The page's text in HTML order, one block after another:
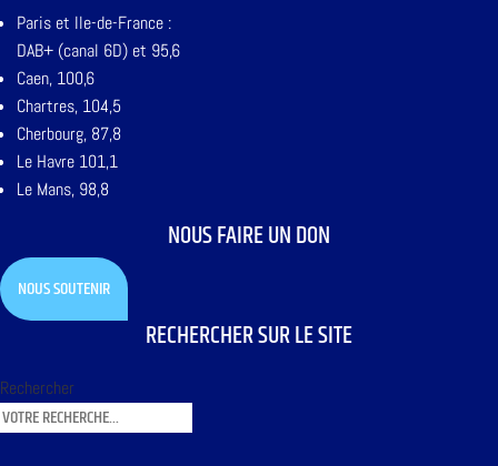
Paris et Ile-de-France :
DAB+ (canal 6D) et 95,6
Caen, 100,6
Chartres, 104,5
Cherbourg, 87,8
Le Havre 101,1
Le Mans, 98,8
NOUS FAIRE UN DON
NOUS SOUTENIR
RECHERCHER SUR LE SITE
Rechercher